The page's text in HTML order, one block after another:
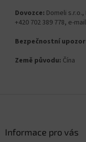
Dovozce: Domeli
+420 702 389 778, e-
Bezpečnostní
Země původu: Čína
Informace pro vás